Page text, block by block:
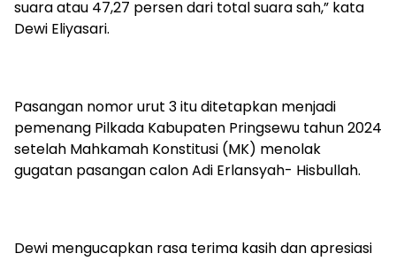
suara atau 47,27 persen dari total suara sah,” kata
Dewi Eliyasari.
Pasangan nomor urut 3 itu ditetapkan menjadi
pemenang Pilkada Kabupaten Pringsewu tahun 2024
setelah Mahkamah Konstitusi (MK) menolak
gugatan pasangan calon Adi Erlansyah- Hisbullah.
Dewi mengucapkan rasa terima kasih dan apresiasi